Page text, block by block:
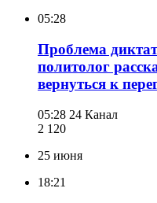
05:28
Проблема
политолог
вернуться к
05:28 24 Канал
2 120
25 июня
18:21